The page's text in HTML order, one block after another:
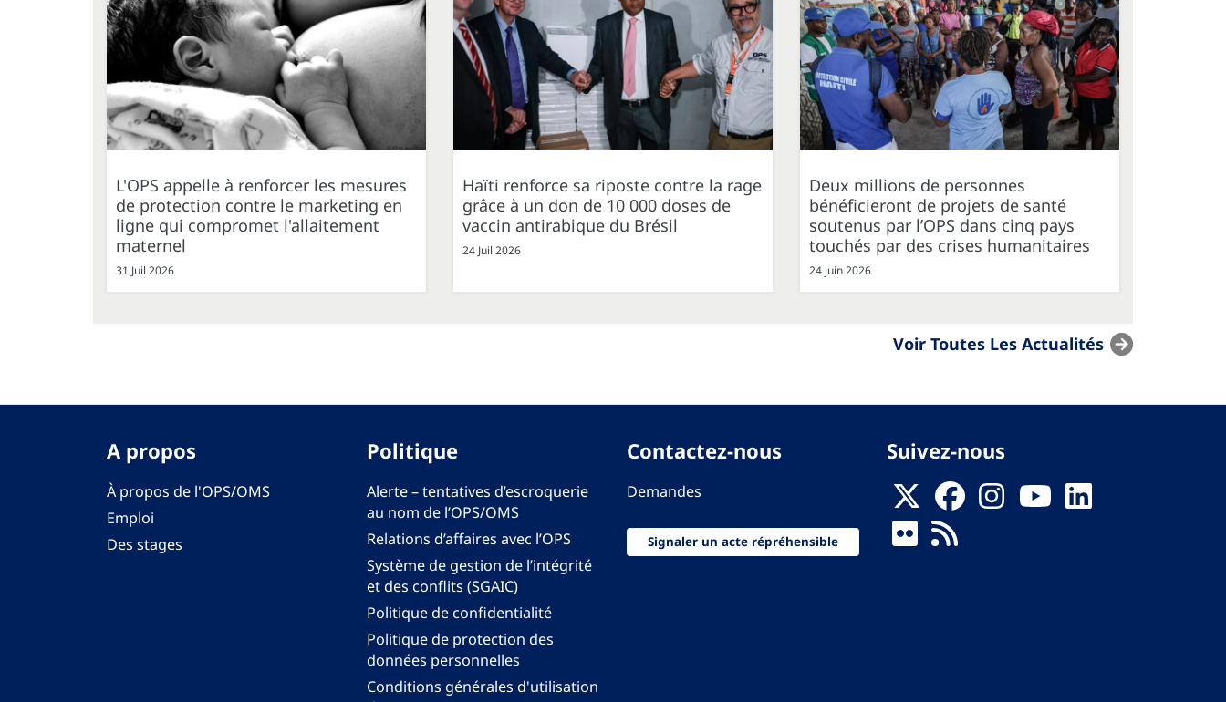
L'OPS appelle à renforcer les mesures
de protection contre le marketing en
ligne qui compromet l'allaitement
maternel
31 Juil 2026
Haïti renforce sa riposte contre la rage
grâce à un don de 10 000 doses de
vaccin antirabique du Brésil
24 Juil 2026
Deux millions de personnes
bénéficieront de projets de santé
soutenus par l’OPS dans cinq pays
touchés par des crises humanitaires
24 juin 2026
Voir Toutes Les Actualités
A propos
À propos de l'OPS/OMS
Emploi
Des stages
Politique
Alerte – tentatives d’escroquerie
au nom de l’OPS/OMS
Relations d’affaires avec l’OPS
Système de gestion de l’intégrité
et des conflits (SGAIC)
Politique de confidentialité
Politique de protection des
données personnelles
Conditions générales d'utilisation
Contactez-nous
Demandes
Signaler un acte répréhensible
Suivez-nous